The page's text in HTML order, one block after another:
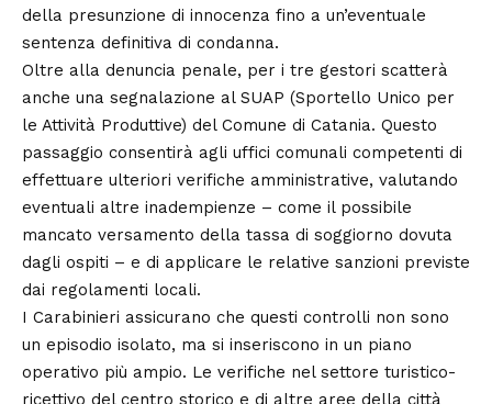
della presunzione di innocenza fino a un’eventuale
sentenza definitiva di condanna.
Oltre alla denuncia penale, per i tre gestori scatterà
anche una segnalazione al SUAP (Sportello Unico per
le Attività Produttive) del Comune di Catania. Questo
passaggio consentirà agli uffici comunali competenti di
effettuare ulteriori verifiche amministrative, valutando
eventuali altre inadempienze – come il possibile
mancato versamento della tassa di soggiorno dovuta
dagli ospiti – e di applicare le relative sanzioni previste
dai regolamenti locali.
I Carabinieri assicurano che questi controlli non sono
un episodio isolato, ma si inseriscono in un piano
operativo più ampio. Le verifiche nel settore turistico-